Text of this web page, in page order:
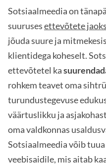
Sotsiaalmeedia on
suurusesettevõtete jaoks
jõuda suure ja
klientidega koheselt.
ettevõtetel ka
rohkem teavet oma
turundustegevuse
väärtuslikku ja
oma valdkonnas
Sotsiaalmeedia võib
veebisaidile, mis aitab